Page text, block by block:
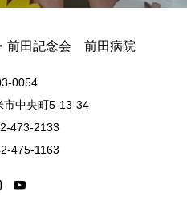
前田記念会 前田病院
0054
市中央町5-13-34
473-2133
475-1163